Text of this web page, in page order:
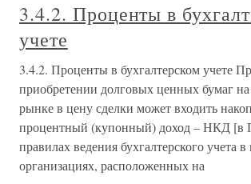
3.4.2. Проценты в
учете
3.4.2. Проценты в бухгалтерском учете
приобретении долговых ценных бумаг
рынке в цену сделки может входить
процентный (купонный) доход – НКД [в
правилах ведения бухгалтерского учета
организациях, расположенных на